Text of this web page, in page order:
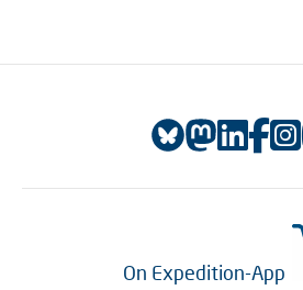
On Expedition-App